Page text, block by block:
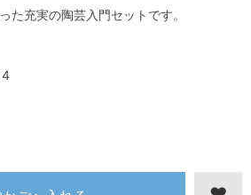
た充実の陶芸入門セットです。